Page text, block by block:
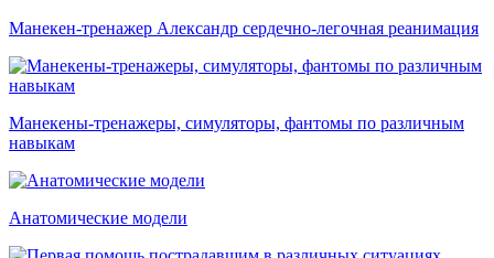
Манекен-тренажер Александр сердечно-легочная реанимация
Манекены-тренажеры, симуляторы, фантомы по различным
навыкам
Анатомические модели